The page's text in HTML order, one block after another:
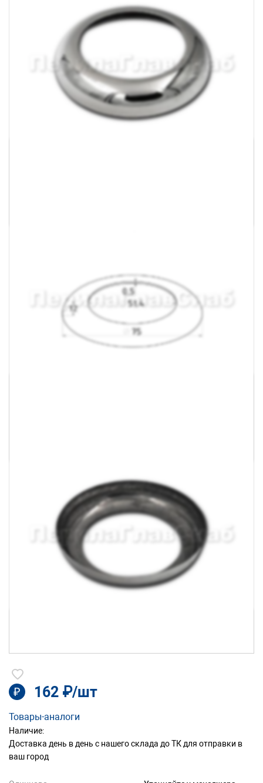
₽ 162 ₽/шт
Товары-аналоги
Наличие:
Доставка день в день с нашего склада до ТК для отправки в
ваш город